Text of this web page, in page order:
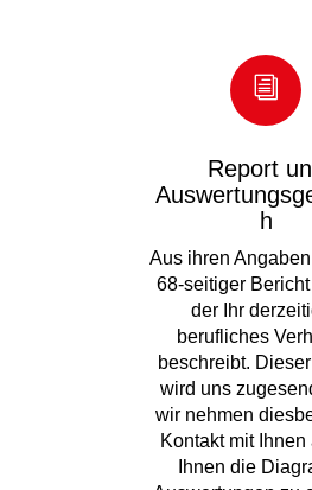
Report
h
Aus ihren
68-seitiger
der Ihr
berufliches
beschreibt.
wird uns
wir nehmen
Kontakt mit Ihnen
Ihnen die